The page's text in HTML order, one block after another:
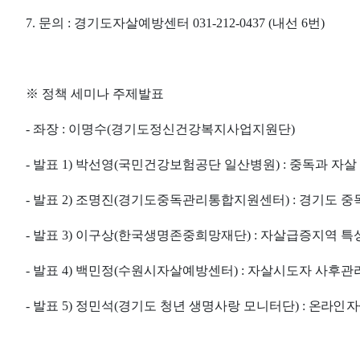
7. 문의 : 경기도자살예방센터 031-212-0437 (내선 6번)
※ 정책 세미나 주제발표
- 좌장 : 이명수(경기도정신건강복지사업지원단)
- 발표 1) 박선영(국민건강보험공단 일산병원) : 중독과 자살
- 발표 2) 조명진(경기도중독관리통합지원센터) : 경기도 중
- 발표 3) 이구상(한국생명존중희망재단) : 자살급증지역 특
- 발표 4) 백민정(수원시자살예방센터) : 자살시도자 사후관
- 발표 5) 정민석(경기도 청년 생명사랑 모니터단) : 온라인